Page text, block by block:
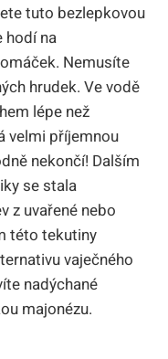
tuto bezlepkovou
hodí na
Nemusíte
hrudek. Ve vodě
lépe než
velmi příjemnou
nekončí! Dalším
se stala
z uvařené nebo
této tekutiny
vaječného
nadýchané
majonézu.